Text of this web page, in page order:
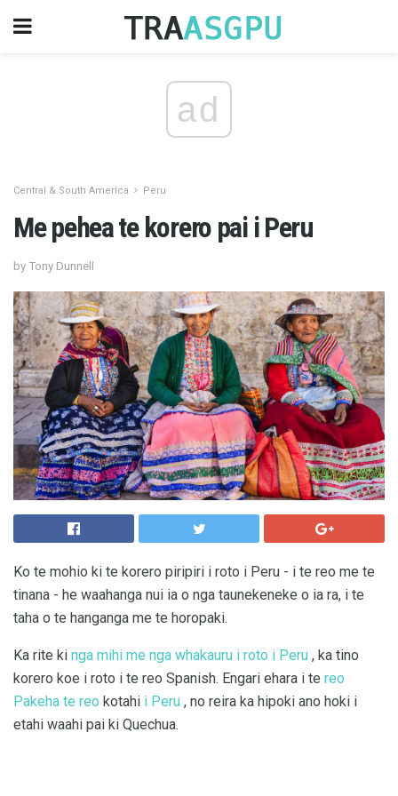
ad
Central & South America Peru
Me pehea te korero pai i Peru
by Tony Dunnell
Ko te mohio ki te korero piripiri i roto i Peru - i te reo me te
tinana - he waahanga nui ia o nga taunekeneke o ia ra, i te
taha o te hanganga me te horopaki.
Ka rite ki nga mihi me nga whakauru i roto i Peru , ka tino
korero koe i roto i te reo Spanish. Engari ehara i te reo
Pakeha te reo kotahi i Peru , no reira ka hipoki ano hoki i
etahi waahi pai ki Quechua.